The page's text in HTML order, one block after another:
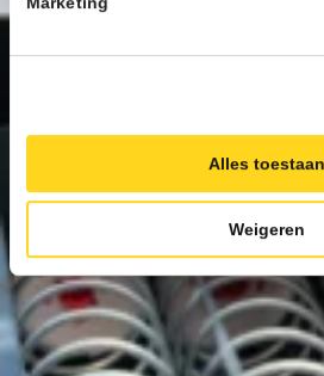
Alles toestaan
Weigeren